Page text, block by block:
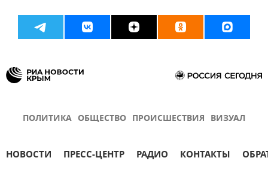
ПОЛИТИКА ОБЩЕСТВО ПРОИСШЕСТВИЯ ВИЗУАЛ
НОВОСТИ ПРЕСС-ЦЕНТР РАДИО КОНТАКТЫ